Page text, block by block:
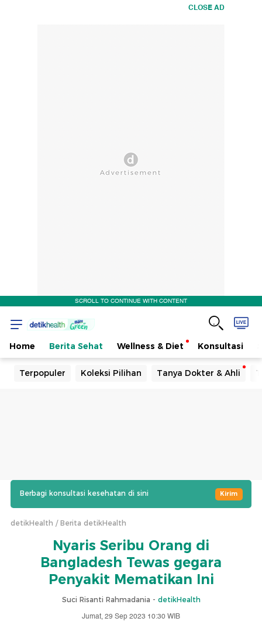
CLOSE AD
SCROLL TO CONTINUE WITH CONTENT
Home Berita Sehat Wellness & Diet Konsultasi
Terpopuler Koleksi Pilihan Tanya Dokter & Ahli
Berbagi konsultasi kesehatan di sini Kirim
detikHealth Berita detikHealth
Nyaris Seribu Orang di
Bangladesh Tewas gegara
Penyakit Mematikan Ini
Suci Risanti Rahmadania - detikHealth
Jumat, 29 Sep 2023 10:30 WIB